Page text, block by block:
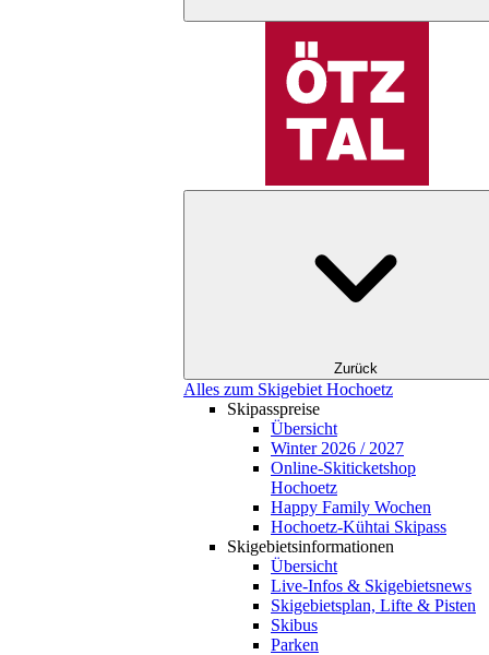
Zurück
Alles zum Skigebiet Hochoetz
Skipasspreise
Übersicht
Winter 2026 / 2027
Online-Skiticketshop
Hochoetz
Happy Family Wochen
Hochoetz-Kühtai Skipass
Skigebietsinformationen
Übersicht
Live-Infos & Skigebietsnews
Skigebietsplan, Lifte & Pisten
Skibus
Parken